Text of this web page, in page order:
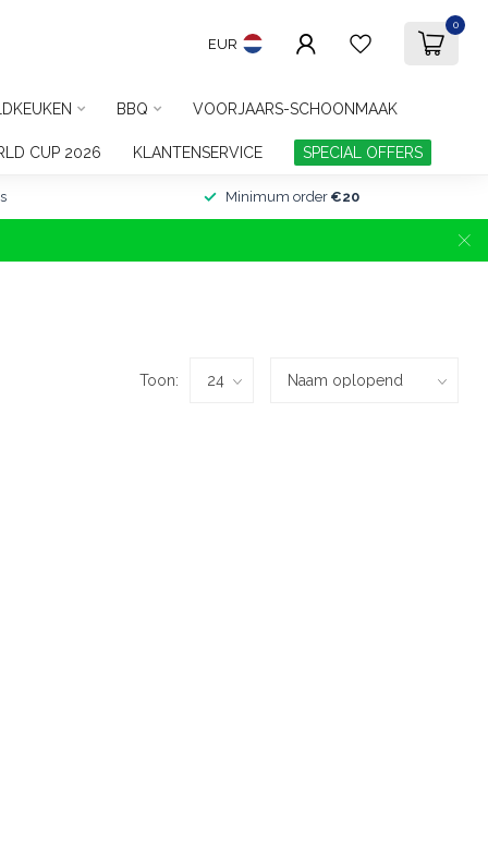
EUR
0
BBQ VOORJAARS-SCHOONMAAK
CUP 2026 KLANTENSERVICE SPECIAL OFFERS
Minimum order €20
Toon: